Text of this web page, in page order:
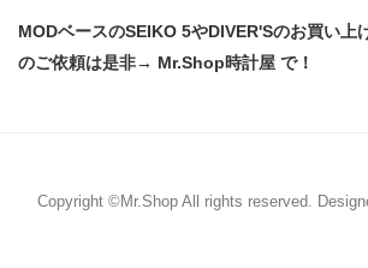
MODベースのSEIKO 5やDIVER'Sのお買い上
のご依頼は是非→ Mr.Shop時計屋 で！
Copyright ©Mr.Shop All rights reserved.